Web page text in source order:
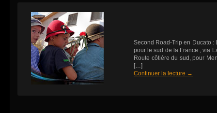
Second Road-Trip en Ducato :
pour le sud de la France , via
Route côtière du sud, pour
[…]
Continuer la lecture →